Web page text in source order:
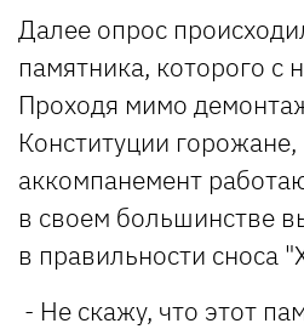
Далее опрос
памятника, которого с
Проходя мимо
Конституции
аккомпанемент
в своем большинстве
в правильности сноса
- Не скажу, что этот